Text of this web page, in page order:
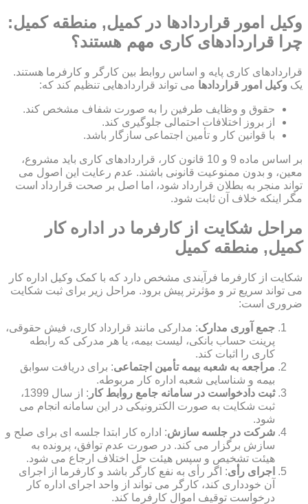
وکیل امور قراردادها در کمیل, منطقه کمیل:
چرا قراردادهای کاری مهم هستند؟
قراردادهای کاری پایه و اساس روابط بین کارگر و کارفرما هستند.
یک وکیل امور قراردادها می تواند قراردادهایی تنظیم کند که:
حقوق و وظایف طرفین را به صورت شفاف مشخص کند.
از بروز اختلافات احتمالی جلوگیری کند.
با قوانین کار و تأمین اجتماعی سازگار باشد.
بر اساس ماده 9 و 10 قانون کار، قراردادهای کاری باید مشروع،
معین، و بدون ممنوعیت قانونی باشند. عدم رعایت این اصول می
تواند منجر به بطلان قرارداد شود، اما اصل بر صحت قرارداد است
مگر اینکه خلاف آن ثابت شود.
مراحل شکایت از کارفرما در اداره کار
کمیل, منطقه کمیل
شکایت از کارفرما فرآیندی مشخص دارد که با کمک وکیل اداره کار
می تواند سریع تر و مؤثرتر پیش برود. مراحل زیر برای ثبت شکایت
ضروری است:
جمع آوری مدارک: مدارکی مانند قرارداد کاری، فیش حقوقی،
پرینت حساب بانکی، لیست بیمه، یا هر مدرکی که رابطه
کاری را اثبات کند.
مراجعه به شعبه بیمه تأمین اجتماعی: برای دریافت سوابق
بیمه و شناسایی شعبه اداره کار مربوطه.
ثبت دادخواست در سامانه جامع روابط کار
: از سال 1399،
ثبت شکایت به صورت الکترونیکی در این سامانه انجام می
شود.
شرکت در جلسه سازش: اداره کار ابتدا جلسه ای برای صلح و
سازش برگزار می کند. در صورت عدم توافق، پرونده به
هیئت تشخیص و سپس هیئت حل اختلاف ارجاع می شود.
اجرای رأی: اگر رأی به نفع کارگر باشد و کارفرما از اجرای
آن خودداری کند، کارگر می تواند از واحد اجرای اداره کار
درخواست توقیف اموال کارفرما کند.